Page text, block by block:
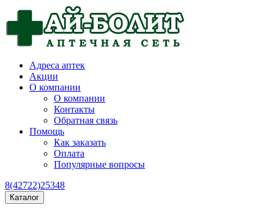
Адреса аптек
Акции
О компании
О компании
Контакты
Обратная связь
Помощь
Как заказать
Оплата
Популярные вопросы
8(42722)25348
Каталог